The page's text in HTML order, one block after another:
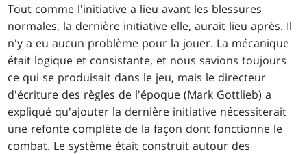
Tout comme l'initiative a lieu avant les blessures
normales, la dernière initiative elle, aurait lieu après. Il
n'y a eu aucun problème pour la jouer. La mécanique
était logique et consistante, et nous savions toujours
ce qui se produisait dans le jeu, mais le directeur
d'écriture des règles de l'époque (Mark Gottlieb) a
expliqué qu'ajouter la dernière initiative nécessiterait
une refonte complète de la façon dont fonctionne le
combat. Le système était construit autour des